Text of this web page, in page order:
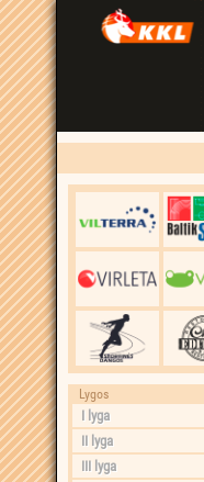
Lygos
I lyga
II lyga
III lyga